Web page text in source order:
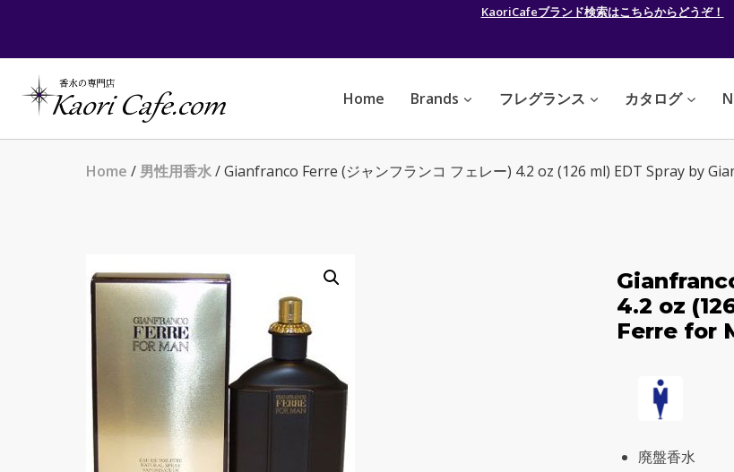
content
KaoriCafeブランド検索はこちらからどうぞ！
Home Brands フレグランス カタログ
Home / 男性用香水/ Gianfranco Ferre (ジャンフランコ フェレー) 4.2 oz (126 ml) EDT Spray by
4.2 oz
Ferre for
廃盤香水